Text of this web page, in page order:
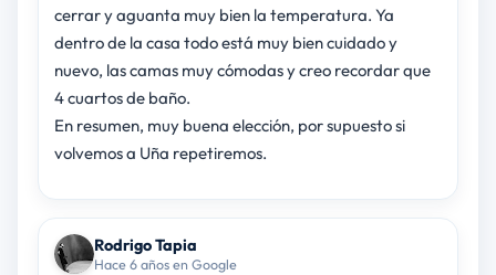
cerrar y aguanta muy bien la temperatura. Ya
dentro de la casa todo está muy bien cuidado y
nuevo, las camas muy cómodas y creo recordar que
4 cuartos de baño.
En resumen, muy buena elección, por supuesto si
volvemos a Uña repetiremos.
Rodrigo Tapia
Hace 6 años en Google